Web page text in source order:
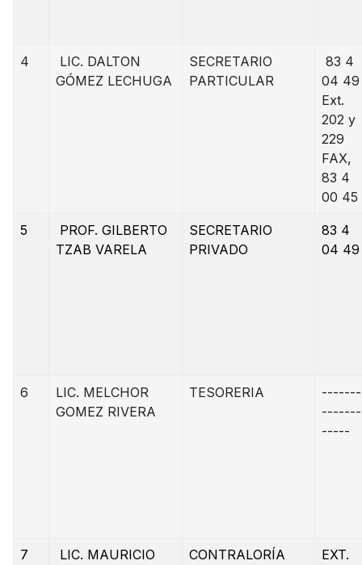
4
LIC. DALTON
GÓMEZ LECHUGA
SECRETARIO
PARTICULAR
83 4
04 49
Ext.
202 y
229
FAX,
83 4
00 45
5
PROF. GILBERTO
TZAB VARELA
SECRETARIO
PRIVADO
83 4
04 49
6
LIC. MELCHOR
GOMEZ RIVERA
TESORERIA
-------
-------
-----
7
LIC. MAURICIO
CONTRALORÍA
EXT.